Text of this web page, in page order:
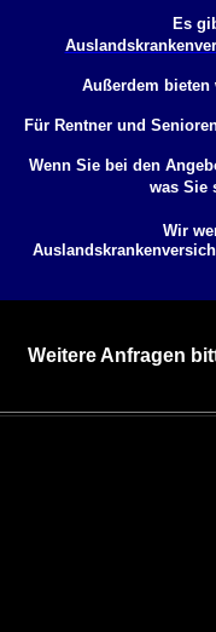
Es
Außerdem
Für Rentner und
Wenn Sie bei den
was Sie
Wir
Weitere Anfragen